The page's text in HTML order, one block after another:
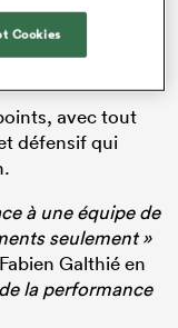
avec tout
défensif qui
à une équipe de
seulement »
Galthié en
la performance
Cookies